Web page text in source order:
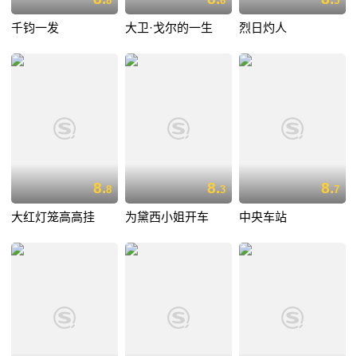
千钧一发 大卫·戈尔的一生 烈日灼人
8.8
大红灯笼高高挂
8.3
为黛西小姐开车
8.7
中央车站